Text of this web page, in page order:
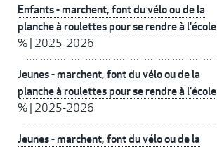
Enfants - marchent, font du vélo ou de la
planche à roulettes pour se rendre à l'école
% 2025-2026
Jeunes - marchent, font du vélo ou de la
planche à roulettes pour se rendre à l'école
% 2025-2026
Jeunes - marchent, font du vélo ou de la